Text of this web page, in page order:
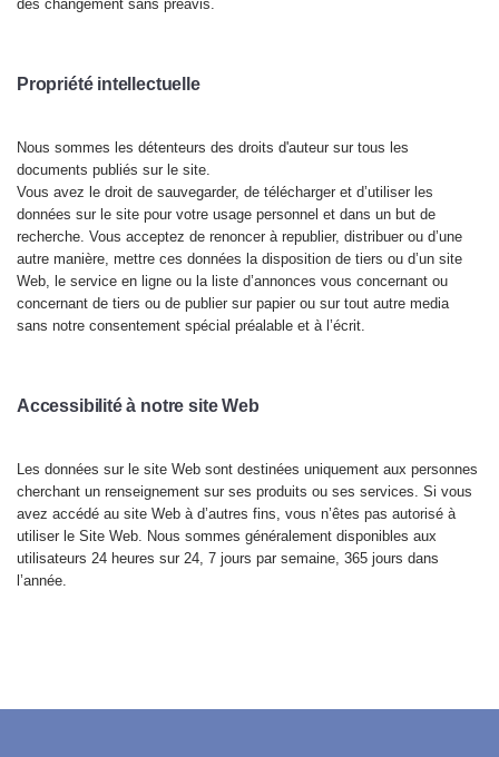
des changement sans préavis.
Propriété intellectuelle
Nous sommes les détenteurs des droits d'auteur sur tous les
documents publiés sur le site.
Vous avez le droit de sauvegarder, de télécharger et d’utiliser les
données sur le site pour votre usage personnel et dans un but de
recherche. Vous acceptez de renoncer à republier, distribuer ou d’une
autre manière, mettre ces données la disposition de tiers ou d’un site
Web, le service en ligne ou la liste d’annonces vous concernant ou
concernant de tiers ou de publier sur papier ou sur tout autre media
sans notre consentement spécial préalable et à l’écrit.
Accessibilité à notre site Web
Les données sur le site Web sont destinées uniquement aux personnes
cherchant un renseignement sur ses produits ou ses services. Si vous
avez accédé au site Web à d’autres fins, vous n’êtes pas autorisé à
utiliser le Site Web. Nous sommes généralement disponibles aux
utilisateurs 24 heures sur 24, 7 jours par semaine, 365 jours dans
l’année.